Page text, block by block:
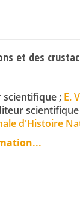
et des
scientifique ; E.
scientifique
d'Histoire